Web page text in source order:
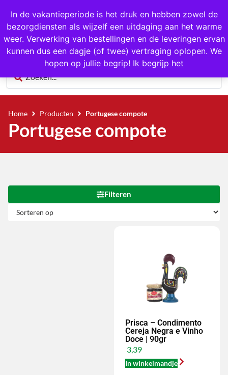
In de vakantieperiode is het druk en hebben zowel de
bezorgdiensten als wijzelf een uitdaging aan het warme
weer. Verwerking van bestellingen en de leveringen ervan
kunnen dus een dagje (of twee) vertraging oplopen. We
hopen op jullie begrip! Ik begrijp het
1000+ producten op voorraad
0
Home Producten Portugese compote
Portugese compote
Filteren
Prisca – Condimento
Cereja Negra e Vinho
Doce | 90gr
3,39
In winkelmandje